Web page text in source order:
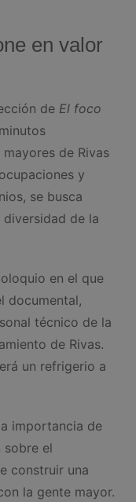
en valor
de El foco
de Rivas
y
se busca
de la
en el que
documental,
técnico de la
de Rivas.
un refrigerio a
importancia de
el
construir una
la gente mayor.